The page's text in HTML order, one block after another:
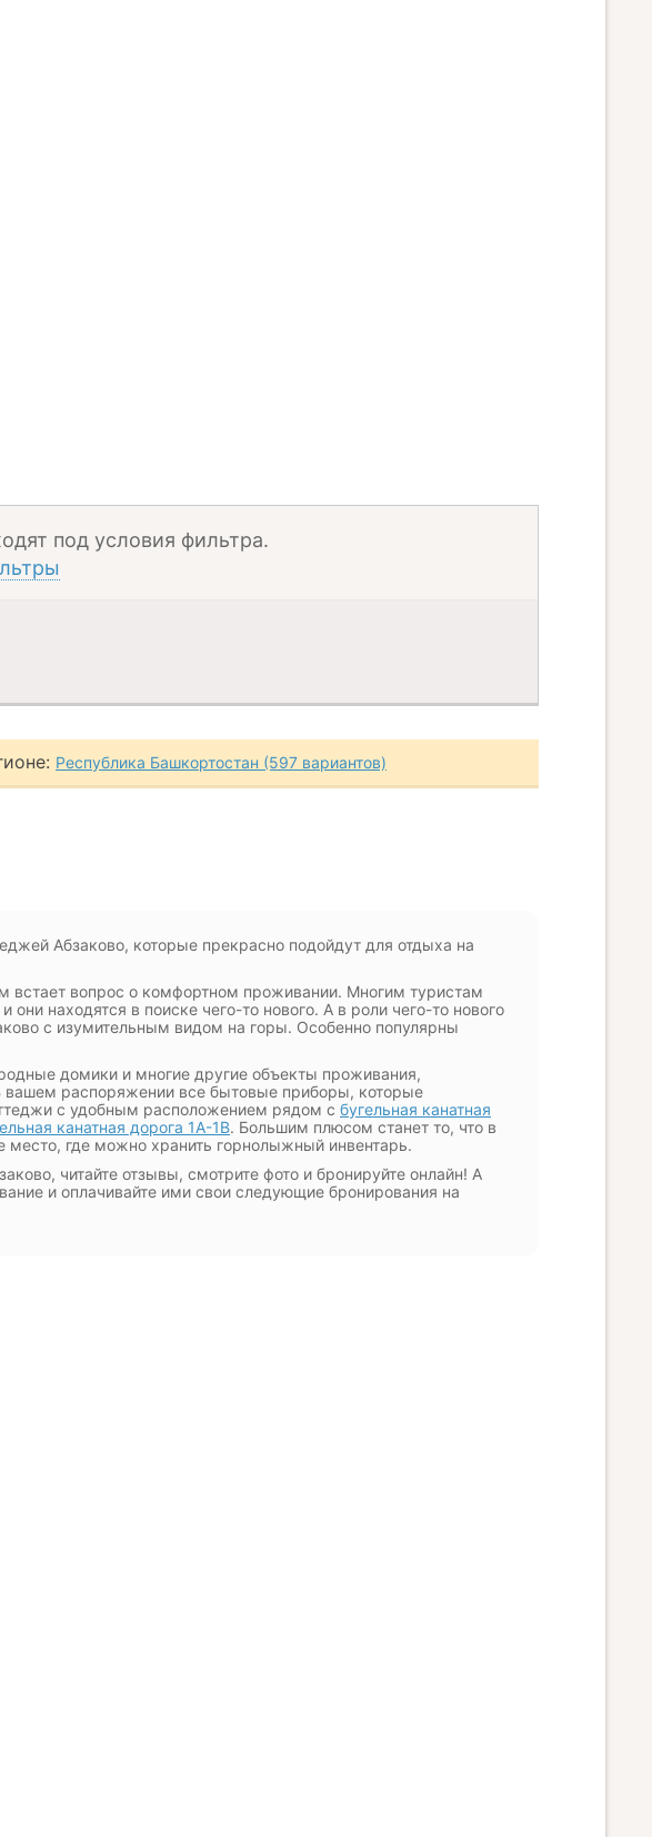
под условия фильтра.
Республика Башкортостан (597 вариантов)
Абзаково, которые прекрасно подойдут для отдыха на
вопрос о комфортном проживании. Многим туристам
находятся в поиске чего-то нового. А в роли чего-то нового
с изумительным видом на горы. Особенно популярны
домики и многие другие объекты проживания,
распоряжении все бытовые приборы, которые
с удобным расположением рядом с бугельная канатная
канатная дорога 1А-1В. Большим плюсом станет то, что в
где можно хранить горнолыжный инвентарь.
читайте отзывы, смотрите фото и бронируйте онлайн! А
и оплачивайте ими свои следующие бронирования на